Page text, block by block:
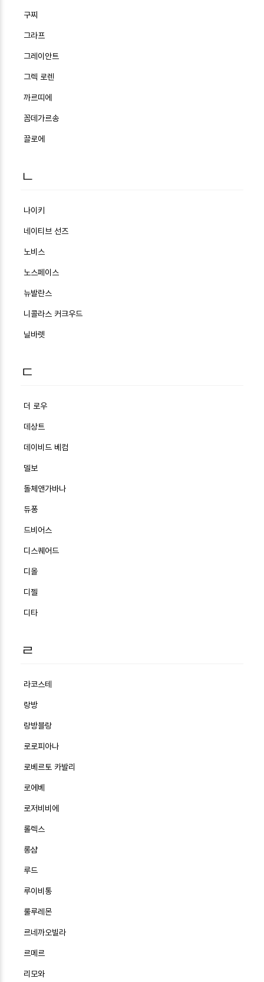
구찌
그라프
그레이안트
그렉 로렌
까르띠에
꼼데가르송
끌로에
ㄴ
나이키
네이티브 선즈
노비스
노스페이스
뉴발란스
니콜라스 커크우드
닐바렛
ㄷ
더 로우
데상트
데이비드 베컴
델보
돌체앤가바나
듀퐁
드비어스
디스퀘어드
디올
디젤
디타
ㄹ
라코스테
랑방
랑방블랑
로로피아나
로베르토 카발리
로에베
로저비비에
롤렉스
롱샴
루드
루이비통
룰루레몬
르네까오빌라
르메르
리모와